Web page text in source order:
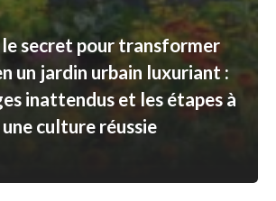
secret pour transformer
un jardin urbain luxuriant :
inattendus et les étapes à
culture réussie